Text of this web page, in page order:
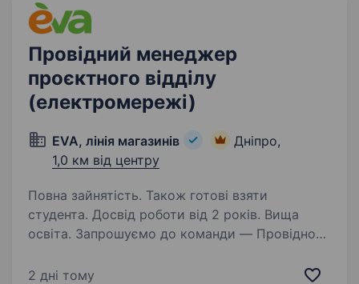
Провідний менеджер
проєктного відділу
(електромережі)
EVA, лінія магазинів
Дніпро,
1,0 км від центру
Повна зайнятість. Також готові взяти
студента. Досвід роботи від 2 років. Вища
освіта. Запрошуємо до команди — Провідного
(електромережі), який координуватиме
2 дні тому